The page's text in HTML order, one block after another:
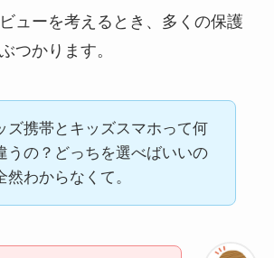
ューを考えるとき、多くの保護
つかります。
ズ携帯とキッズスマホって何
うの？どっちを選べばいいの
然わからなくて。